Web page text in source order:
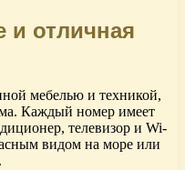
и отличная
мебелью и техникой,
Каждый номер имеет
телевизор и Wi-
видом на море или